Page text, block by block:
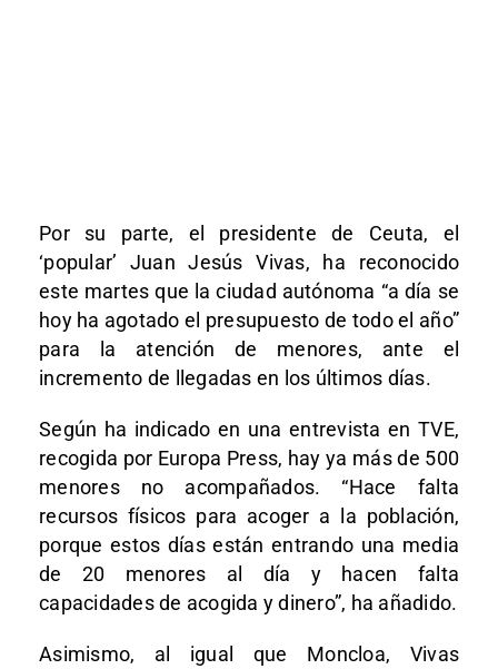
Por su parte, el presidente de Ceuta, el
‘popular’ Juan Jesús Vivas, ha reconocido
este martes que la ciudad autónoma “a día se
hoy ha agotado el presupuesto de todo el año”
para la atención de menores, ante el
incremento de llegadas en los últimos días.
Según ha indicado en una entrevista en TVE,
recogida por Europa Press, hay ya más de 500
menores no acompañados. “Hace falta
recursos físicos para acoger a la población,
porque estos días están entrando una media
de 20 menores al día y hacen falta
capacidades de acogida y dinero”, ha añadido.
Asimismo, al igual que Moncloa, Vivas